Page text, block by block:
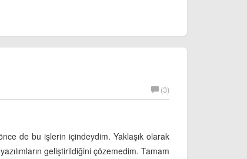
(3)
de bu işlerin içindeydim. Yaklaşık olarak
geliştirildiğini çözemedim. Tamam